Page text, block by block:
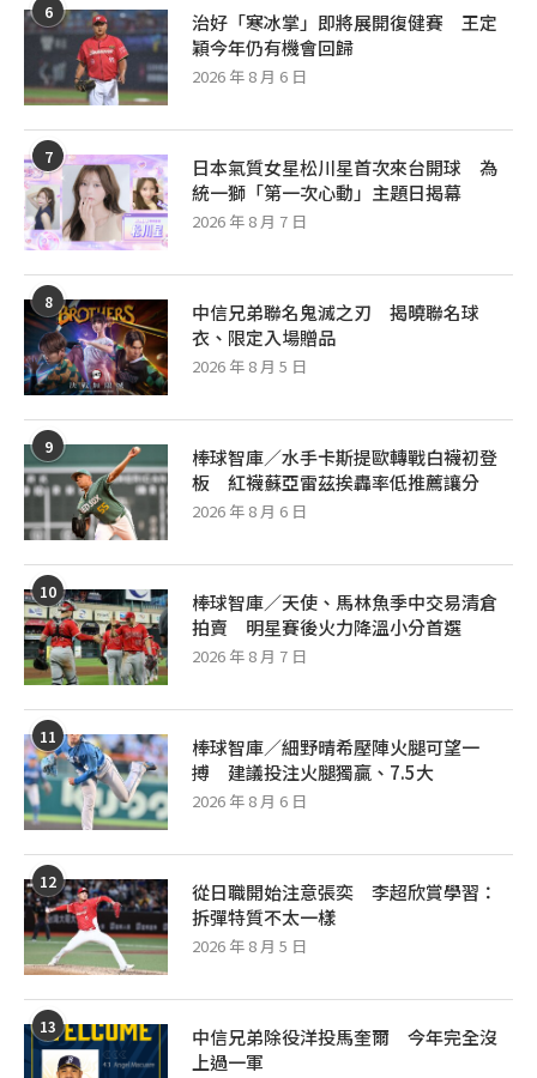
6
治好「寒冰掌」即將展開復健賽 王定
穎今年仍有機會回歸
2026 年 8 月 6 日
7
日本氣質女星松川星首次來台開球 為
統一獅「第一次心動」主題日揭幕
2026 年 8 月 7 日
8
中信兄弟聯名鬼滅之刃 揭曉聯名球
衣、限定入場贈品
2026 年 8 月 5 日
9
棒球智庫／水手卡斯提歐轉戰白襪初登
板 紅襪蘇亞雷茲挨轟率低推薦讓分
2026 年 8 月 6 日
10
棒球智庫／天使、馬林魚季中交易清倉
拍賣 明星賽後火力降溫小分首選
2026 年 8 月 7 日
11
棒球智庫／細野晴希壓陣火腿可望一
搏 建議投注火腿獨贏、7.5大
2026 年 8 月 6 日
12
從日職開始注意張奕 李超欣賞學習：
拆彈特質不太一樣
2026 年 8 月 5 日
13
中信兄弟除役洋投馬奎爾 今年完全沒
上過一軍